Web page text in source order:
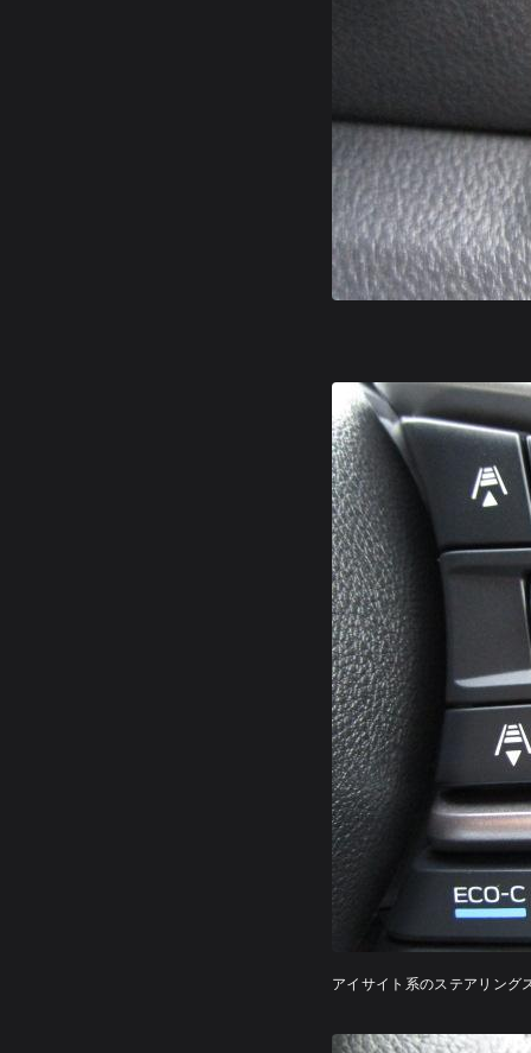
アイサイト系のステアリング